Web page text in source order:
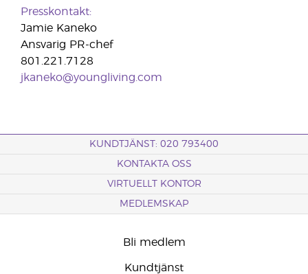
Presskontakt:
Jamie Kaneko
Ansvarig PR-chef
801.221.7128
jkaneko@youngliving.com
KUNDTJÄNST: 020 793400
KONTAKTA OSS
VIRTUELLT KONTOR
MEDLEMSKAP
Bli medlem
Kundtjänst